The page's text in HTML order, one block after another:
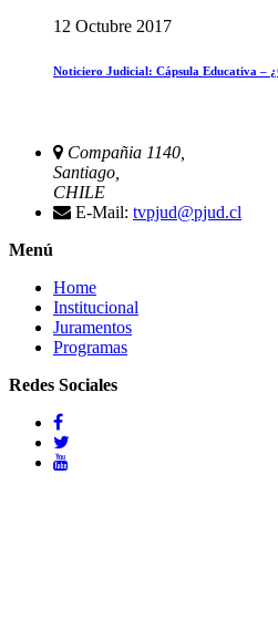
12 Octubre 2017
Noticiero Judicial: Cápsula Educativa –
Compañia 1140,
Santiago,
CHILE
E-Mail: tvpjud@pjud.cl
Menú
Home
Institucional
Juramentos
Programas
Redes Sociales